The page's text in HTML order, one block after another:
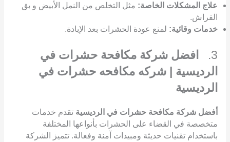
علاج المشكلات الخاصة: مثل التخلص من النمل الأبيض و بق
الفراش.
خدمات وقائية: لمنع عودة الحشرات بعد الإبادة.
3.
افضل شركة مكافحة حشرات في
الرديسية | شركه مكافحه حشرات في
الرديسية
أفضل شركة مكافحة حشرات في الرديسية تقدم خدمات
متخصصة في القضاء على الحشرات بأنواعها المختلفة
باستخدام تقنيات حديثة ومبيدات آمنة وفعالة. تتميز الشركة